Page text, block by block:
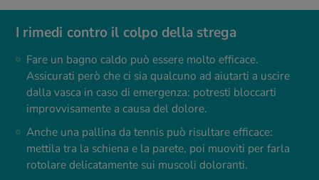
I rimedi contro il colpo della strega
Fare un bagno caldo può essere molto efficace.
Assicurati però che ci sia qualcuno ad aiutarti a uscire
dalla vasca in caso di emergenza: potresti bloccarti
improvvisamente a causa del dolore.
Anche una pallina da tennis può risultare efficace:
mettila tra la schiena e la parete, poi muoviti per farla
rotolare delicatamente sui muscoli doloranti.